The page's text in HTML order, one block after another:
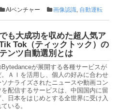
AIベンチャー 画像認識, 自動運転
も大成功を収めた超人気ア
Tok（ティックトック）の
ンツ自動選別とは
Bytedanceが展開する各種サービスが
。ＡＩを活用し、個人の好みに合わせ
ナライズされたニュースや動画コン
を配信するサービスは、中国国内に留
、日本をはじめとする全世界に受け入
いる。